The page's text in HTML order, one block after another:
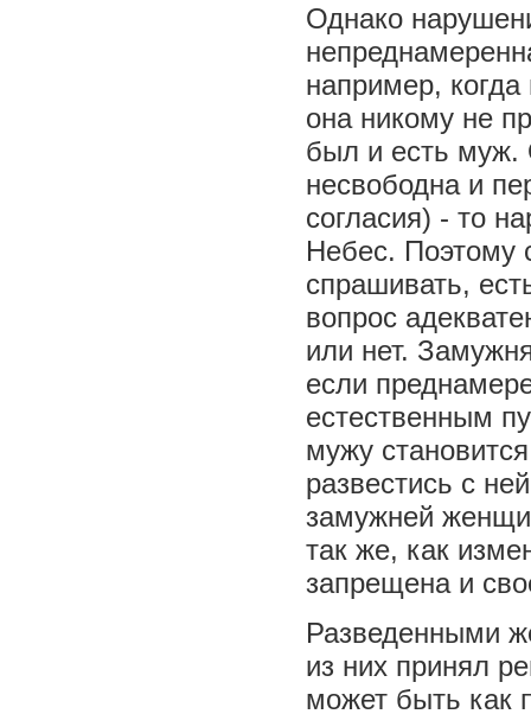
Однако
например,
она никому не
был и есть муж.
несвободна и
согласия) - то
Небес. Поэтому
спрашивать,
вопрос
или нет.
если
естественным
мужу
развестись с
замужней
так же, как
запрещена и
Разведенными
из них принял
может быть как